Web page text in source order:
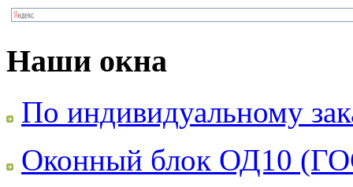
Наши окна
По индивидуальному
Оконный блок ОД10